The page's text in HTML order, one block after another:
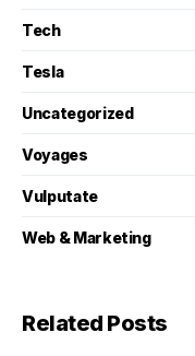
Tech
Tesla
Uncategorized
Voyages
Vulputate
Web & Marketing
Related Posts